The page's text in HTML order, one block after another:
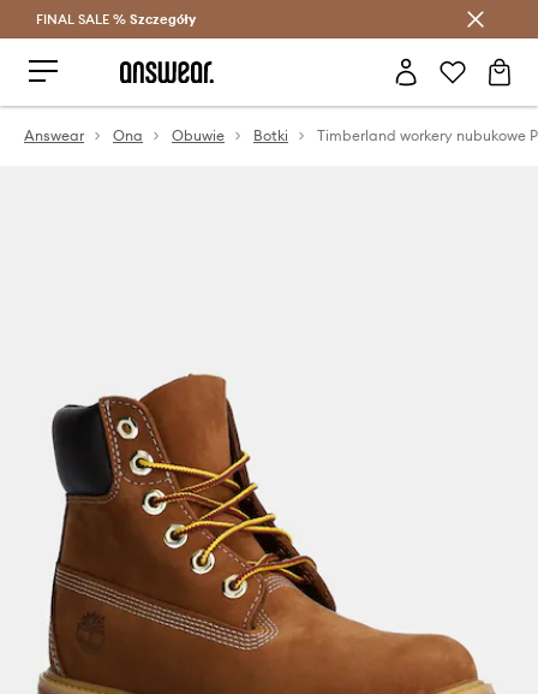
Oszczędzaj z Answear Club >
FINAL SALE % Szczegóły
Answear Ona Obuwie Botki